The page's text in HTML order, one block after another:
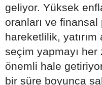
geliyor. Yüksek
oranları ve
hareketlilik, yatırım
seçim yapmayı
önemli hale
bir süre boyunca